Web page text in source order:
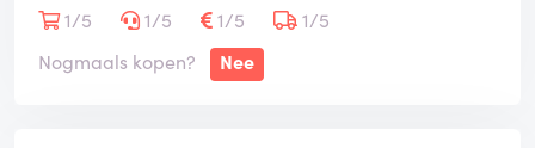
Nu een dag verder, wel weer tv en internet maar
opnemen, terug kijken en opgenomen programma's
doet het nog steeds niet.
1/5
1/5 1/5
1/5
Nogmaals kopen?
Nee